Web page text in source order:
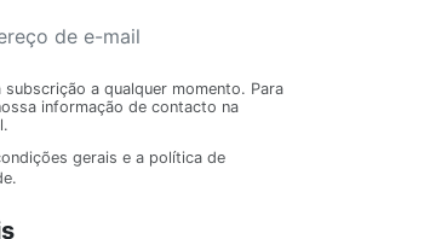
subscrição a qualquer momento. Para
informação de contacto na
gerais e a política de